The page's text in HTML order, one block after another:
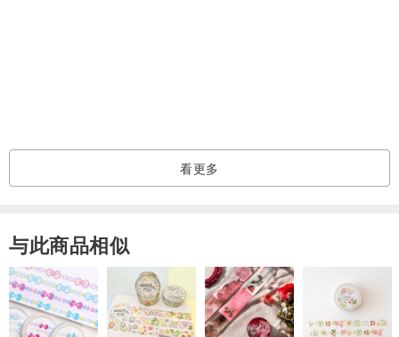
看更多
与此商品相似